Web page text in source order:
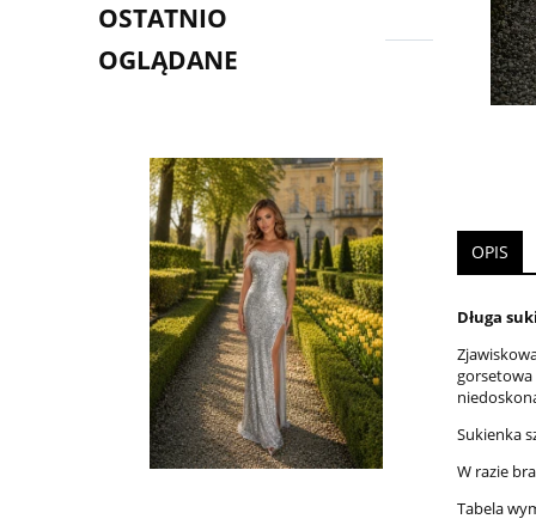
OSTATNIO
OGLĄDANE
OPIS
Długa
gorsetowa
Sukienka
W razie
Tabela